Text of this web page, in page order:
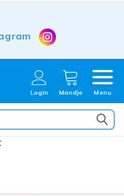
Login Mandje Menu